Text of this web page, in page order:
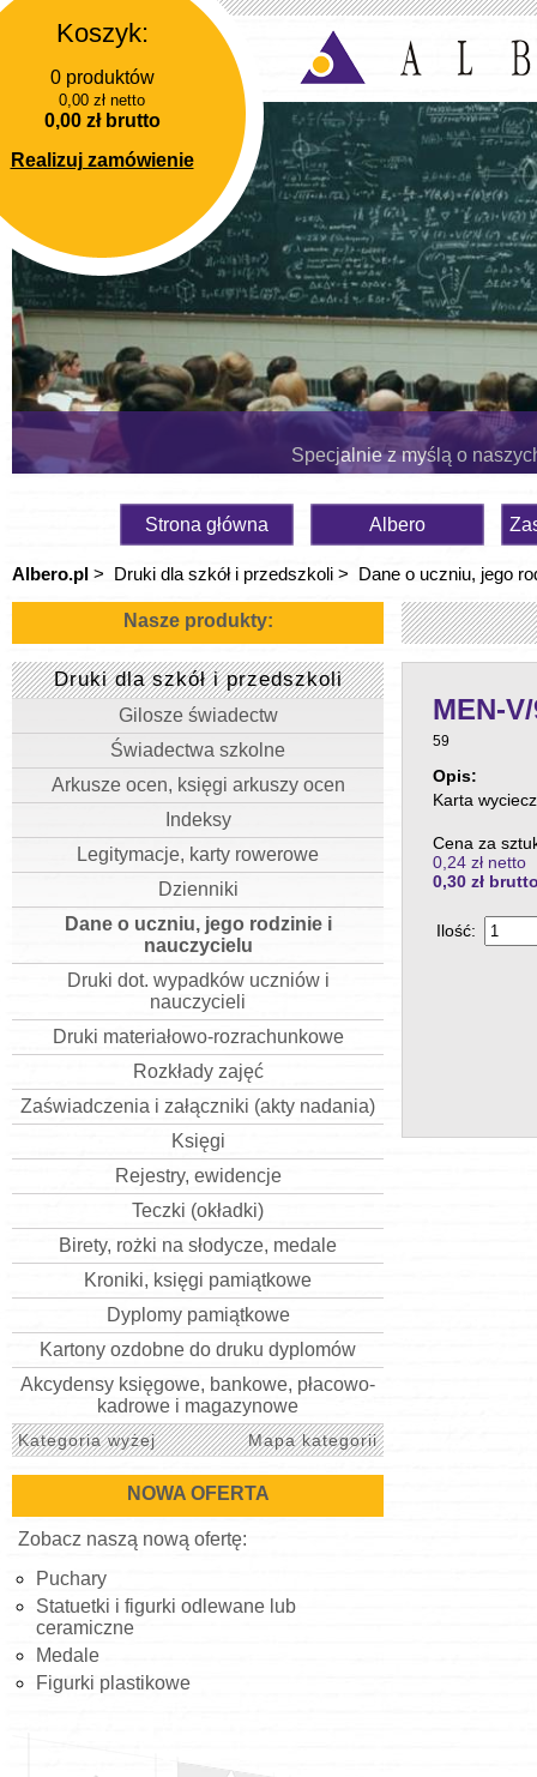
Koszyk:
0 produktów
0,00 zł netto
0,00 zł brutto
Realizuj zamówienie
Specjalnie z myślą o
Strona główna Albero
Albero.pl > Druki dla szkół i przedszkoli > Dane o uczniu, jego
Nasze produkty:
Druki dla szkół i przedszkoli
Gilosze świadectw
Świadectwa szkolne
Arkusze ocen, księgi arkuszy ocen
Indeksy
Legitymacje, karty rowerowe
Dzienniki
Dane o uczniu, jego rodzinie i
nauczycielu
Druki dot. wypadków uczniów i
nauczycieli
Druki materiałowo-rozrachunkowe
Rozkłady zajęć
Zaświadczenia i załączniki (akty nadania)
Księgi
Rejestry, ewidencje
Teczki (okładki)
Birety, rożki na słodycze, medale
Kroniki, księgi pamiątkowe
Dyplomy pamiątkowe
Kartony ozdobne do druku dyplomów
Akcydensy księgowe, bankowe, płacowo-
kadrowe i magazynowe
Kategoria wyżej Mapa kategorii
NOWA OFERTA
Zobacz naszą nową ofertę:
Puchary
Statuetki i figurki odlewane lub
ceramiczne
Medale
Figurki plastikowe
MEN-
59
Opis:
Karta
Cena za
0,24 zł netto
0,30 zł
Ilość: